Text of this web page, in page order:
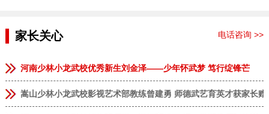
家长关心 电话咨询 >>
河南少林小龙武校优秀新生刘金泽——少年怀武梦 笃行绽锋芒
嵩山少林小龙武校影视艺术部教练曾建勇 师德武艺育英才获家长赠